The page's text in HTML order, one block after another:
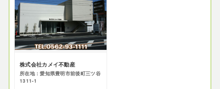
株式会社カメイ不動産
所在地：愛知県豊明市前後町三ツ谷
1311-1